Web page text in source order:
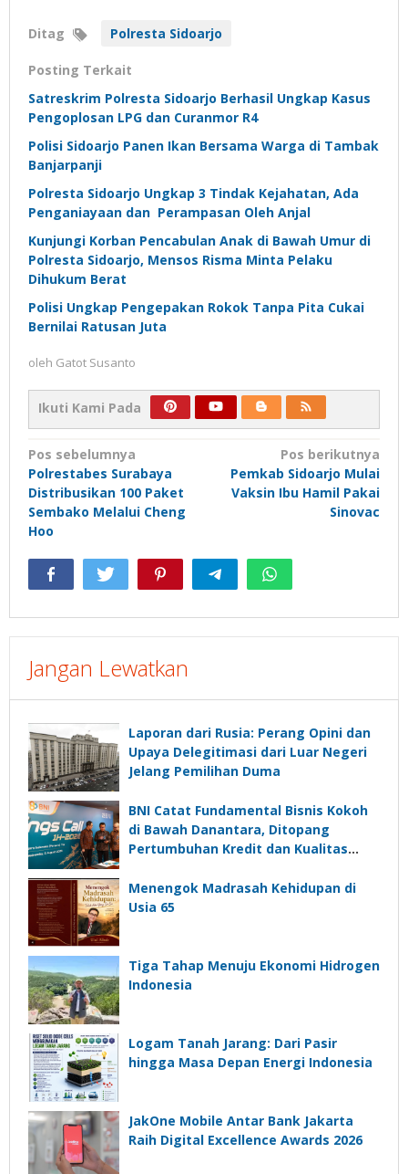
Ditag Polresta Sidoarjo
Posting Terkait
Satreskrim Polresta Sidoarjo Berhasil Ungkap Kasus
Pengoplosan LPG dan Curanmor R4
Polisi Sidoarjo Panen Ikan Bersama Warga di Tambak
Banjarpanji
Polresta Sidoarjo Ungkap 3 Tindak Kejahatan, Ada
Penganiayaan dan Perampasan Oleh Anjal
Kunjungi Korban Pencabulan Anak di Bawah Umur di
Polresta Sidoarjo, Mensos Risma Minta Pelaku
Dihukum Berat
Polisi Ungkap Pengepakan Rokok Tanpa Pita Cukai
Bernilai Ratusan Juta
oleh Gatot Susanto
Ikuti Kami Pada
Navigasi
pos
Pos sebelumnya
Polrestabes Surabaya
Distribusikan 100 Paket
Sembako Melalui Cheng
Hoo
Pos berikutnya
Pemkab Sidoarjo Mulai
Vaksin Ibu Hamil Pakai
Sinovac
Jangan Lewatkan
Laporan dari Rusia: Perang Opini dan
Upaya Delegitimasi dari Luar Negeri
Jelang Pemilihan Duma
BNI Catat Fundamental Bisnis Kokoh
di Bawah Danantara, Ditopang
Pertumbuhan Kredit dan Kualitas
Menengok Madrasah Kehidupan di
Usia 65
Tiga Tahap Menuju Ekonomi Hidrogen
Indonesia
Logam Tanah Jarang: Dari Pasir
hingga Masa Depan Energi Indonesia
JakOne Mobile Antar Bank Jakarta
Raih Digital Excellence Awards 2026